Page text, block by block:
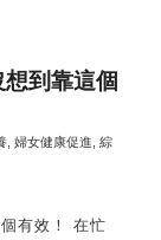
到靠這個
婦女健康促進 綜
有效！ 在忙